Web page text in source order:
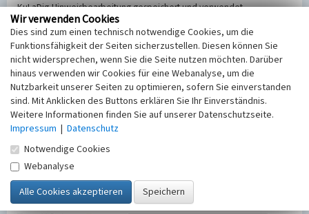
KuLaDig-Hinweisbearbeitung gespeichert und verwendet.
Selbstverständlich werden diese entsprechend der Vorschriften des
Telemediengesetzes, des Datenschutzgesetzes NRW und der seit
dem 25.05.2018 gültigen Europäischen Datenschutzgrundverordnung
(EU-DSGVO) vertraulich behandelt, beachten Sie bitte unsere
Hinweise zumDatenschutz
Nachricht
SicherheitsabfrageTragen Sie unten das Rechenergebnis aus der
Grafik ein
Wir verwenden Cookies
Dies sind zum einen technisch notwendige Cookies, um die
Funktionsfähigkeit der Seiten sicherzustellen. Diesen können Sie
nicht widersprechen, wenn Sie die Seite nutzen möchten. Darüber
hinaus verwenden wir Cookies für eine Webanalyse, um die
Nutzbarkeit unserer Seiten zu optimieren, sofern Sie einverstanden
sind. Mit Anklicken des Buttons erklären Sie Ihr Einverständnis.
Weitere Informationen finden Sie auf unserer Datenschutzseite.
Impressum | Datenschutz
Notwendige Cookies
Webanalyse